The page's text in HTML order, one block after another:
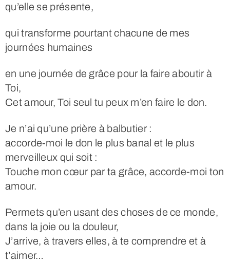
qu’elle se présente,
qui transforme pourtant chacune de mes
journées humaines
en une journée de grâce pour la faire aboutir à
Toi,
Cet amour, Toi seul tu peux m’en faire le don.
Je n’ai qu’une prière à balbutier :
accorde-moi le don le plus banal et le plus
merveilleux qui soit :
Touche mon cœur par ta grâce, accorde-moi ton
amour.
Permets qu’en usant des choses de ce monde,
dans la joie ou la douleur,
J’arrive, à travers elles, à te comprendre et à
t’aimer…